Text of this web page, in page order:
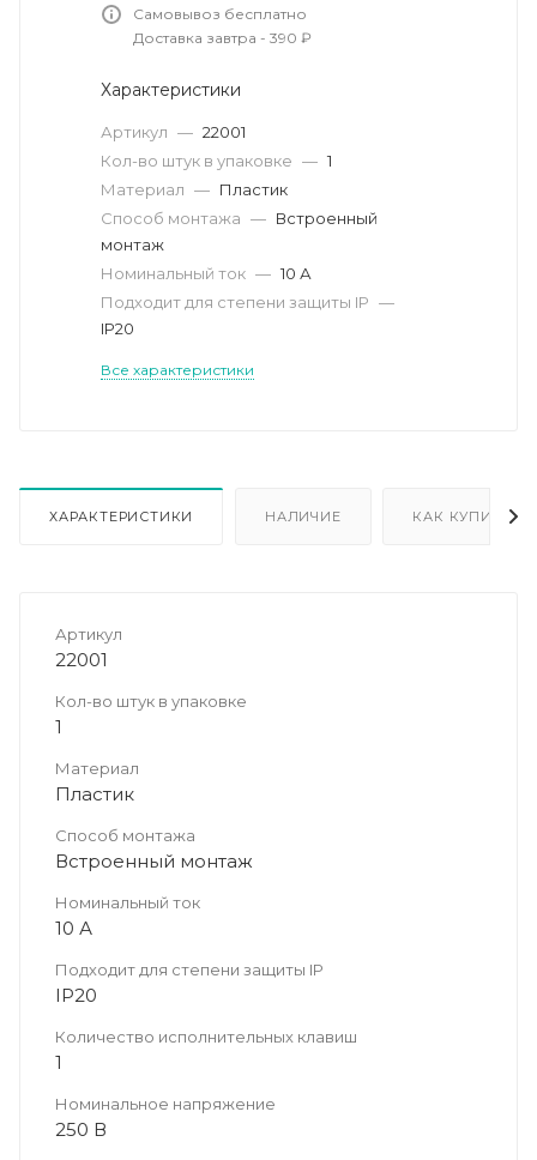
Самовывоз бесплатно
Доставка завтра - 390 ₽
Характеристики
Артикул — 22001
Кол-во штук в упаковке — 1
Материал — Пластик
Способ монтажа — Встроенный
монтаж
Номинальный ток — 10 А
Подходит для степени защиты IP —
IP20
Все характеристики
ХАРАКТЕРИСТИКИ НАЛИЧИЕ КАК КУПИТЬ
Артикул
22001
Кол-во штук в упаковке
1
Материал
Пластик
Способ монтажа
Встроенный монтаж
Номинальный ток
10 А
Подходит для степени защиты IP
IP20
Количество исполнительных клавиш
1
Номинальное напряжение
250 В